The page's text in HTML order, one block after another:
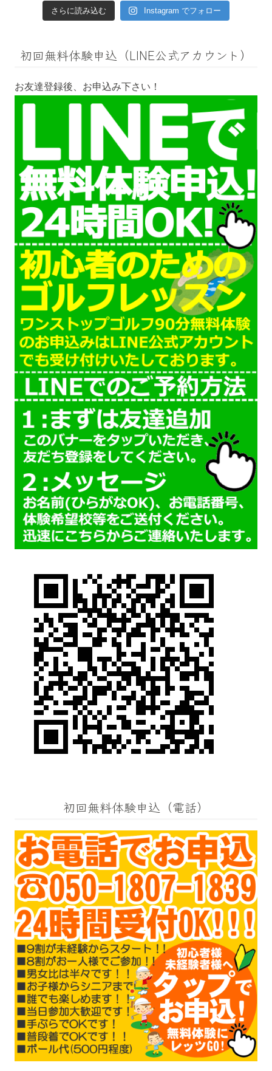
さらに読み込む Instagram でフォロー
初回無料体験申込（LINE公式アカウント）
お友達登録後、お申込み下さい！
初回無料体験申込（電話）